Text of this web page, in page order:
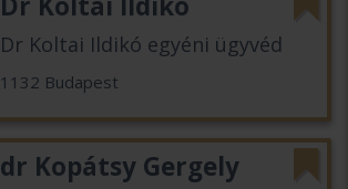
Dr Koltai Ildikó egyéni ügyvéd
1132 Budapest
dr Kopátsy Gergely